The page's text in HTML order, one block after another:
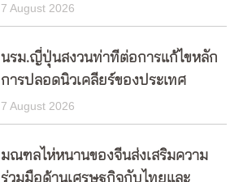
7 August 2026
นรม.ญี่ปุ่นสงวนท่าทีต่อการแก้ไขหลัก
การปลอดนิวเคลียร์ของประเทศ
7 August 2026
มณฑลไห่หนานของจีนส่งเสริมความ
ร่วมมือด้านเศรษฐกิจกับไทยและ